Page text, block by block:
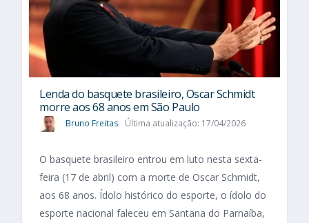
Lenda do basquete brasileiro, Oscar Schmidt
morre aos 68 anos em São Paulo
Bruno Freitas Última atualização: 17/04/2026
O basquete brasileiro entrou em luto nesta sexta-
feira (17 de abril) com a morte de Oscar Schmidt,
aos 68 anos. Ídolo histórico do esporte, o ídolo do
esporte nacional faleceu em Santana do Parnaíba,